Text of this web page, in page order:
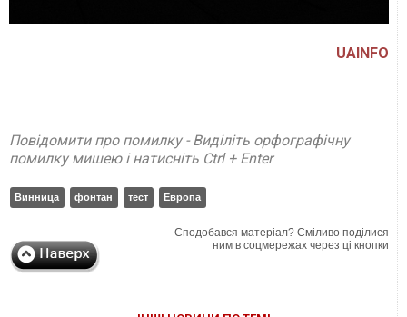
UAINFO
Повідомити про помилку - Виділіть орфографічну
помилку мишею і натисніть Ctrl + Enter
Винница фонтан тест Европа
Сподобався матеріал? Сміливо поділися
ним в соцмережах через ці кнопки